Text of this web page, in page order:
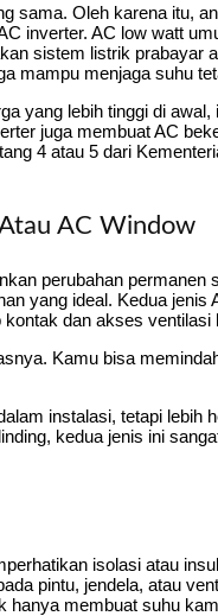
sama. Oleh karena itu,
inverter. AC low watt
sistem listrik prabayar
mampu menjaga suhu
yang lebih tinggi di
juga membuat AC
4 atau 5 dari
AC Window
perubahan
yang ideal. Kedua
dan akses ventilasi
Kamu bisa
instalasi, tetapi lebih
kedua jenis ini
isolasi atau
pintu, jendela, atau
hanya membuat suhu